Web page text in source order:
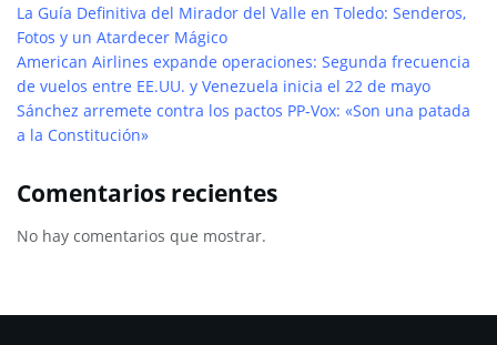
La Guía Definitiva del Mirador del Valle en Toledo: Senderos,
Fotos y un Atardecer Mágico
American Airlines expande operaciones: Segunda frecuencia
de vuelos entre EE.UU. y Venezuela inicia el 22 de mayo
Sánchez arremete contra los pactos PP-Vox: «Son una patada
a la Constitución»
Comentarios recientes
No hay comentarios que mostrar.